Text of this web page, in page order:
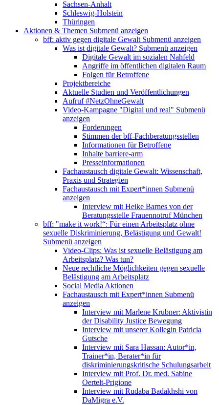
Sachsen-Anhalt
Schleswig-Holstein
Thüringen
Aktionen & Themen Submenü anzeigen
bff: aktiv gegen digitale Gewalt Submenü anzeigen
Was ist digitale Gewalt? Submenü anzeigen
Digitale Gewalt im sozialen Nahfeld
Angriffe im öffentlichen digitalen Raum
Folgen für Betroffene
Projektbereiche
Aktuelle Studien und Veröffentlichungen
Aufruf #NetzOhneGewalt
Video-Kampagne "Digital und real" Submenü
anzeigen
Forderungen
Stimmen der bff-Fachberatungsstellen
Informationen für Betroffene
Inhalte barriere-arm
Presseinformationen
Fachaustausch digitale Gewalt: Wissenschaft,
Praxis und Strategien
Fachaustausch mit Expert*innen Submenü
anzeigen
Interview mit Heike Barnes von der
Beratungsstelle Frauennotruf München
bff: "make it work!“: Für einen Arbeitsplatz ohne
sexuelle Diskriminierung, Belästigung und Gewalt!
Submenü anzeigen
Video-Clips: Was ist sexuelle Belästigung am
Arbeitsplatz? Was tun?
Neue rechtliche Möglichkeiten gegen sexuelle
Belästigung am Arbeitsplatz
Social Media Aktionen
Fachaustausch mit Expert*innen Submenü
anzeigen
Interview mit Marlene Krubner: Aktivistin
der Disability Justice Bewegung
Interview mit unserer Kollegin Patricia
Gutsche
Interview mit Sara Hassan: Autor*in,
Trainer*in, Berater*in für
diskriminierungskritische Schulungsarbeit
Interview mit Prof. Dr. med. Sabine
Oertelt-Prigione
Interview mit Rudaba Badakhshi von
DaMigra e.V.